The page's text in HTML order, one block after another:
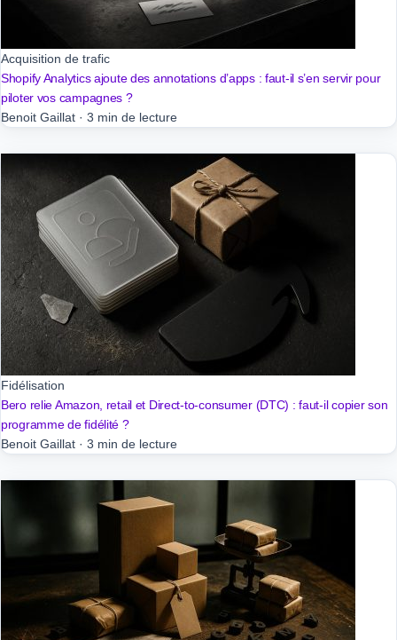
Acquisition de trafic
Shopify Analytics ajoute des annotations d’apps : faut-il s’en servir pour
piloter vos campagnes ?
Benoit Gaillat · 3 min de lecture
Fidélisation
Bero relie Amazon, retail et Direct-to-consumer (DTC) : faut-il copier son
programme de fidélité ?
Benoit Gaillat · 3 min de lecture